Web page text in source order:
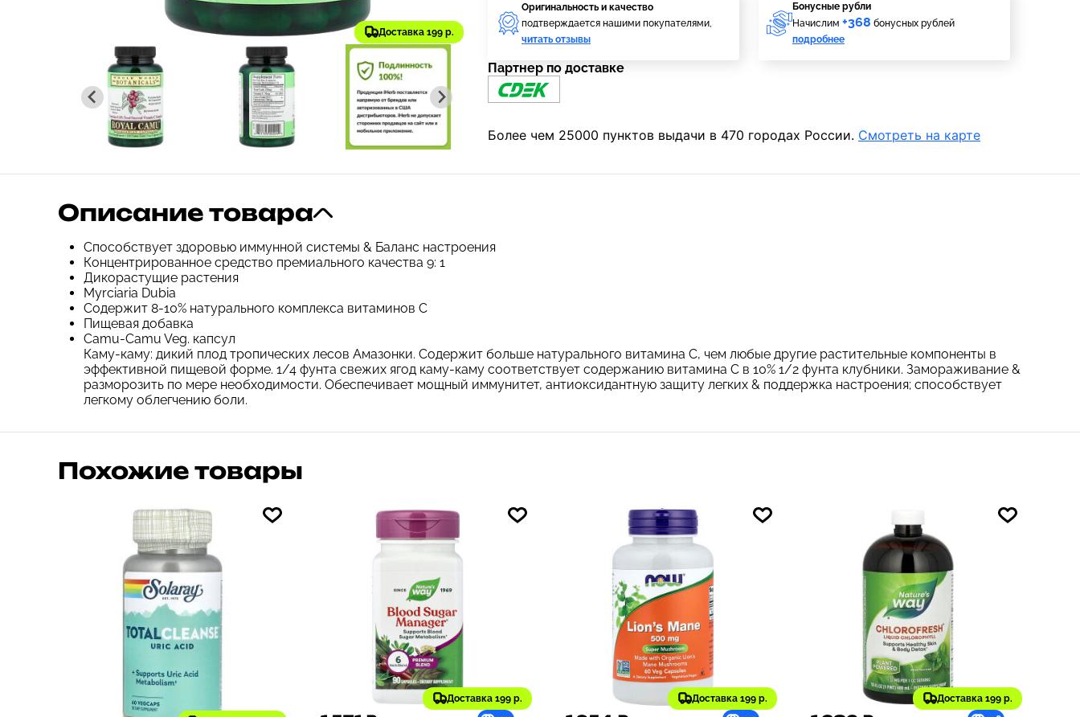
Доставка 199 р.
Оригинальность и качество
подтверждается нашими покупателями,
читать отзывы
Бонусные рубли
Начислим +368 бонусных рублей
подробнее
Партнер по доставке
Более чем 25000 пунктов выдачи в 470 городах России. Смотреть на карте
Описание товара
Способствует здоровью иммунной системы & Баланс настроения
Концентрированное средство премиального качества 9: 1
Дикорастущие растения
Myrciaria Dubia
Содержит 8-10% натурального комплекса витаминов С
Пищевая добавка
Camu-Camu Veg. капсул
Каму-каму: дикий плод тропических лесов Амазонки. Содержит больше натурального витамина С, чем любые другие растительные компоненты в
эффективной пищевой форме. 1/4 фунта свежих ягод каму-каму соответствует содержанию витамина С в 10% 1/2 фунта клубники. Замораживание &
разморозить по мере необходимости. Обеспечивает мощный иммунитет, антиоксидантную защиту легких & поддержка настроения; способствует
легкому облегчению боли.
Похожие товары
Доставка 199 р. Доставка 199 р. Доставка 199 р.